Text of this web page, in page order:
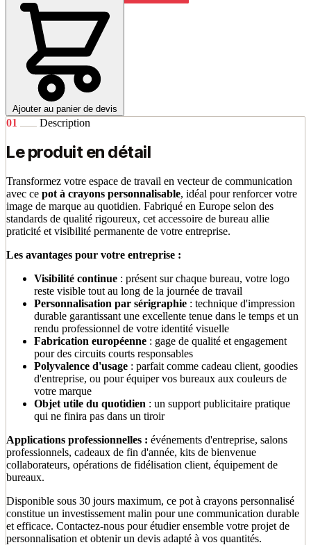
Ajouter au panier de devis
01 Description
Le produit en détail
Transformez votre espace de travail en vecteur de communication
avec ce pot à crayons personnalisable, idéal pour renforcer votre
image de marque au quotidien. Fabriqué en Europe selon des
standards de qualité rigoureux, cet accessoire de bureau allie
praticité et visibilité permanente de votre entreprise.
Les avantages pour votre entreprise :
Visibilité continue : présent sur chaque bureau, votre logo
reste visible tout au long de la journée de travail
Personnalisation par sérigraphie : technique d'impression
durable garantissant une excellente tenue dans le temps et un
rendu professionnel de votre identité visuelle
Fabrication européenne : gage de qualité et engagement
pour des circuits courts responsables
Polyvalence d'usage : parfait comme cadeau client, goodies
d'entreprise, ou pour équiper vos bureaux aux couleurs de
votre marque
Objet utile du quotidien : un support publicitaire pratique
qui ne finira pas dans un tiroir
Applications professionnelles : événements d'entreprise, salons
professionnels, cadeaux de fin d'année, kits de bienvenue
collaborateurs, opérations de fidélisation client, équipement de
bureaux.
Disponible sous 30 jours maximum, ce pot à crayons personnalisé
constitue un investissement malin pour une communication durable
et efficace. Contactez-nous pour étudier ensemble votre projet de
personnalisation et obtenir un devis adapté à vos quantités.